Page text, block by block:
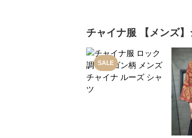
チャイナ服 【メンズ
SALE